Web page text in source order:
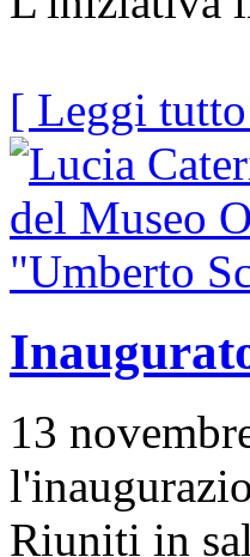
[ Leggi
13
Riuniti in